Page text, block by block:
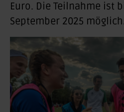
Euro. Die Teilnahme ist
September 2025